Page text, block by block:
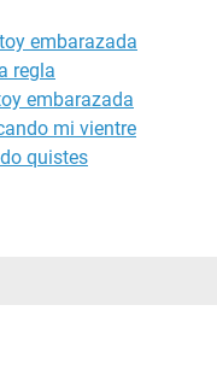
embarazada
regla
embarazada
mi vientre
quistes